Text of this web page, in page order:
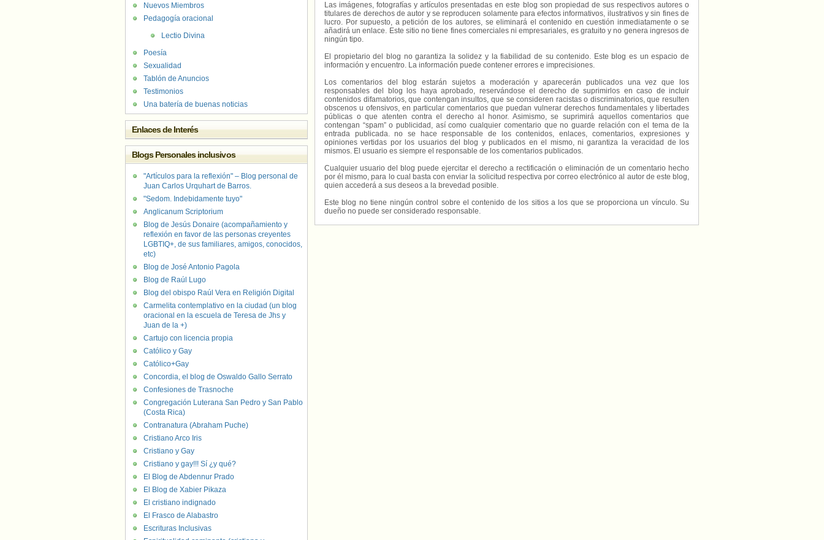
Las imágenes, fotografías y artículos presentadas en este blog son propiedad de sus respectivos autores o
titulares de derechos de autor y se reproducen solamente para efectos informativos, ilustrativos y sin fines de
lucro. Por supuesto, a petición de los autores, se eliminará el contenido en cuestión inmediatamente o se
añadirá un enlace. Este sitio no tiene fines comerciales ni empresariales, es gratuito y no genera ingresos de
ningún tipo.
El propietario del blog no garantiza la solidez y la fiabilidad de su contenido. Este blog es un espacio de
información y encuentro. La información puede contener errores e imprecisiones.
Los comentarios del blog estarán sujetos a moderación y aparecerán publicados una vez que los
responsables del blog los haya aprobado, reservándose el derecho de suprimirlos en caso de incluir
contenidos difamatorios, que contengan insultos, que se consideren racistas o discriminatorios, que resulten
obscenos u ofensivos, en particular comentarios que puedan vulnerar derechos fundamentales y libertades
públicas o que atenten contra el derecho al honor. Asimismo, se suprimirá aquellos comentarios que
contengan “spam” o publicidad, así como cualquier comentario que no guarde relación con el tema de la
entrada publicada. no se hace responsable de los contenidos, enlaces, comentarios, expresiones y
opiniones vertidas por los usuarios del blog y publicados en el mismo, ni garantiza la veracidad de los
mismos. El usuario es siempre el responsable de los comentarios publicados.
Cualquier usuario del blog puede ejercitar el derecho a rectificación o eliminación de un comentario hecho
por él mismo, para lo cual basta con enviar la solicitud respectiva por correo electrónico al autor de este blog,
quien accederá a sus deseos a la brevedad posible.
Este blog no tiene ningún control sobre el contenido de los sitios a los que se proporciona un vínculo. Su
dueño no puede ser considerado responsable.
Nuevos Miembros
Pedagogía oracional
Lectio Divina
Poesía
Sexualidad
Tablón de Anuncios
Testimonios
Una batería de buenas noticias
Enlaces de Interés
Blogs Personales inclusivos
"Artículos para la reflexión" – Blog personal de
Juan Carlos Urquhart de Barros.
"Sedom. Indebidamente tuyo"
Anglicanum Scriptorium
Blog de Jesús Donaire (acompañamiento y
reflexión en favor de las personas creyentes
LGBTIQ+, de sus familiares, amigos, conocidos,
etc)
Blog de José Antonio Pagola
Blog de Raúl Lugo
Blog del obispo Raúl Vera en Religión Digital
Carmelita contemplativo en la ciudad (un blog
oracional en la escuela de Teresa de Jhs y
Juan de la +)
Cartujo con licencia propia
Católico y Gay
Católico+Gay
Concordia, el blog de Oswaldo Gallo Serrato
Confesiones de Trasnoche
Congregación Luterana San Pedro y San Pablo
(Costa Rica)
Contranatura (Abraham Puche)
Cristiano Arco Iris
Cristiano y Gay
Cristiano y gay!!! Sí ¿y qué?
El Blog de Abdennur Prado
El Blog de Xabier Pikaza
El cristiano indignado
El Frasco de Alabastro
Escrituras Inclusivas